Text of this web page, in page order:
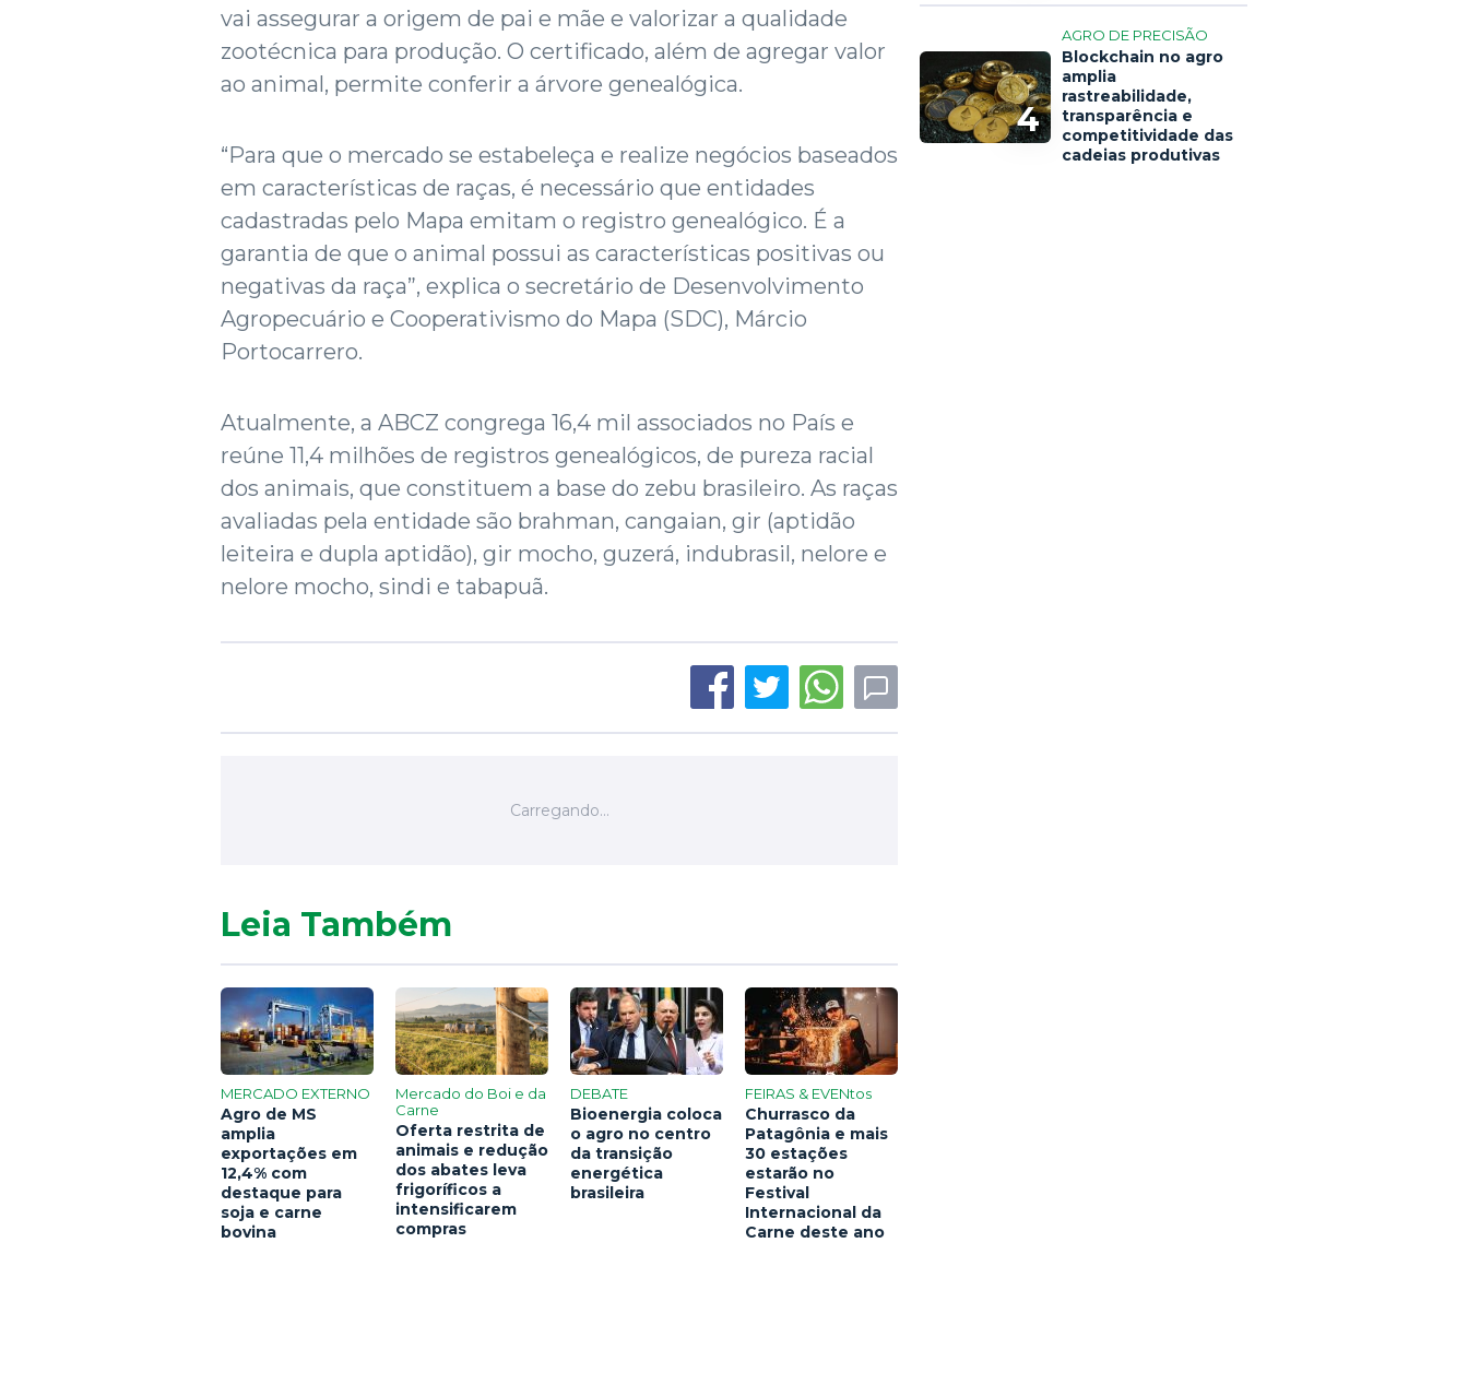
vai assegurar a origem de pai e mãe e valorizar a qualidade
zootécnica para produção. O certificado, além de agregar valor
ao animal, permite conferir a árvore genealógica.
“Para que o mercado se estabeleça e realize negócios baseados
em características de raças, é necessário que entidades
cadastradas pelo Mapa emitam o registro genealógico. É a
garantia de que o animal possui as características positivas ou
negativas da raça”, explica o secretário de Desenvolvimento
Agropecuário e Cooperativismo do Mapa (SDC), Márcio
Portocarrero.
Atualmente, a ABCZ congrega 16,4 mil associados no País e
reúne 11,4 milhões de registros genealógicos, de pureza racial
dos animais, que constituem a base do zebu brasileiro. As raças
avaliadas pela entidade são brahman, cangaian, gir (aptidão
leiteira e dupla aptidão), gir mocho, guzerá, indubrasil, nelore e
nelore mocho, sindi e tabapuã.
4
AGRO DE PRECISÃO
Blockchain no agro
amplia
rastreabilidade,
transparência e
competitividade das
cadeias produtivas
Leia Também
MERCADO EXTERNO
Agro de MS
amplia
exportações em
12,4% com
destaque para
soja e carne
bovina
Mercado do Boi e da
Carne
Oferta restrita de
animais e redução
dos abates leva
frigoríficos a
intensificarem
compras
DEBATE
Bioenergia coloca
o agro no centro
da transição
energética
brasileira
FEIRAS & EVENtos
Churrasco da
Patagônia e mais
30 estações
estarão no
Festival
Internacional da
Carne deste ano